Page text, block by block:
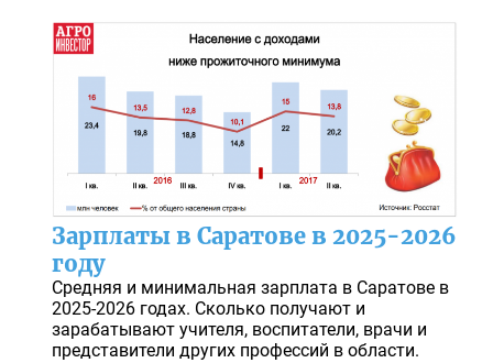
Зарплаты в Саратове в 2025-2026
году
Средняя и минимальная зарплата в Саратове в
2025-2026 годах. Сколько получают и
зарабатывают учителя, воспитатели, врачи и
представители других профессий в области.